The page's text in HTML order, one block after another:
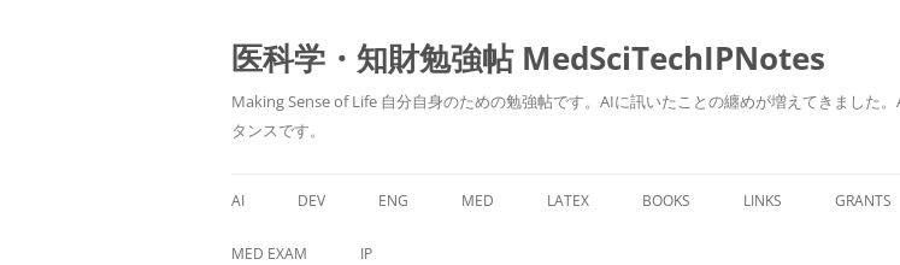
医科学・知財勉強帖 MedSciTechIPNotes
Making Sense of Life 自分自身のための勉強帖です。AIに訊いたことの纏めが増えてきました
タンスです。
AI DEV ENG MED LATEX BOOKS LINKS GRANTS
MED EXAM IP